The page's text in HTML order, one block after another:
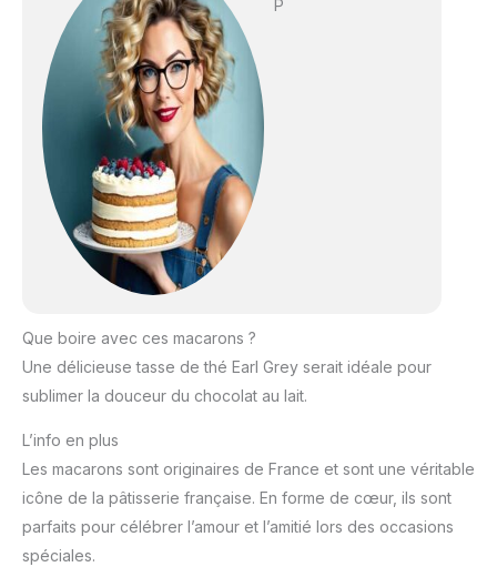
P
Que boire avec ces macarons ?
Une délicieuse tasse de thé Earl Grey serait idéale pour
sublimer la douceur du chocolat au lait.
L’info en plus
Les macarons sont originaires de France et sont une véritable
icône de la pâtisserie française. En forme de cœur, ils sont
parfaits pour célébrer l’amour et l’amitié lors des occasions
spéciales.